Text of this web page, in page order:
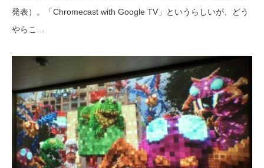
発表）。「Chromecast with Google TV」というらしいが、どう
やらこ…